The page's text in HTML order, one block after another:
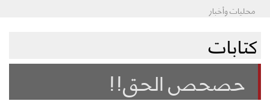
محليات وأخبار
كتابات
حصحص الحق!!